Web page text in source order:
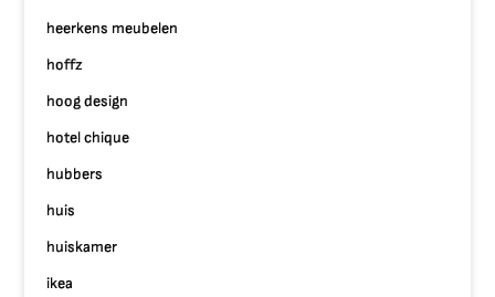
heerkens meubelen
hoffz
hoog design
hotel chique
hubbers
huis
huiskamer
ikea